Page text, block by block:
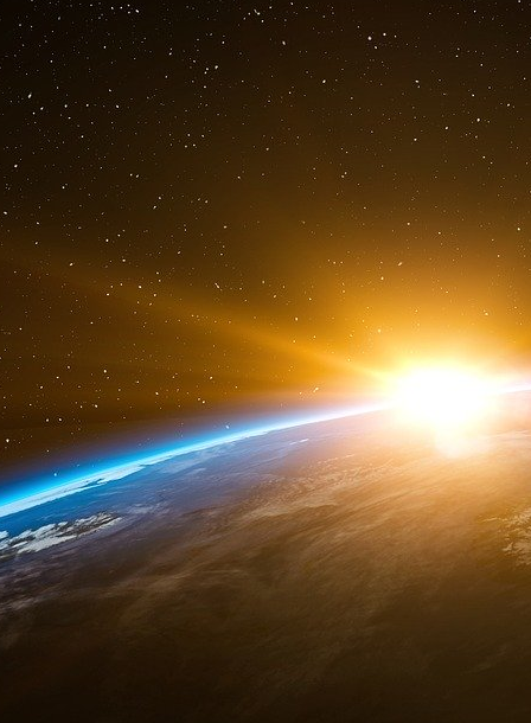
L’histoire que vous allez lire n’est pas
liberté, ni celle des grandes révolutions qui ont
invisible, mais omniprésente, des barons
façades de philanthropie, de progrès et
Leur empreinte se retrouve dans chaque
fortunes colossales sont bâties sur la
En plongeant dans l’univers des grandes
Carnegie, Morgan, et bien d’autres – ce
impitoyable qui, dès le XIX
siècle, a conçu
et inexorable, un piège global dont
consentants.
À travers l’histoire de ces barons voleurs,
d’hommes d’affaires ont façonné l’ordre
un monde où le capitalisme sauvage se
bienfaisantes.
Ces maîtres du monde ont su tordre le
ressources naturelles, la finance, même la
contrôle. Les guerres mondiales, loin d’être
nécessaires pour renforcer un système